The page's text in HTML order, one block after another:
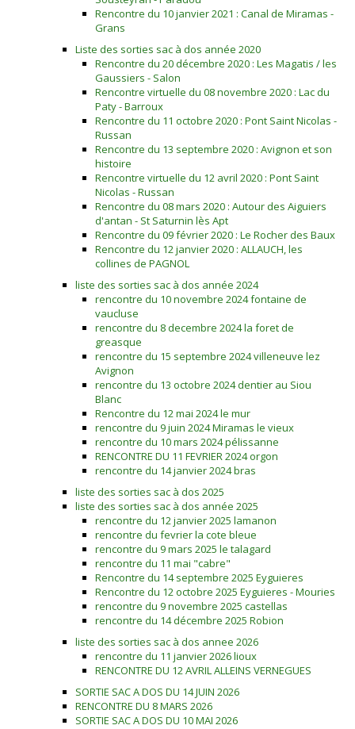
Rencontre du 10 janvier 2021 : Canal de Miramas -
Grans
Liste des sorties sac à dos année 2020
Rencontre du 20 décembre 2020 : Les Magatis / les
Gaussiers - Salon
Rencontre virtuelle du 08 novembre 2020 : Lac du
Paty - Barroux
Rencontre du 11 octobre 2020 : Pont Saint Nicolas -
Russan
Rencontre du 13 septembre 2020 : Avignon et son
histoire
Rencontre virtuelle du 12 avril 2020 : Pont Saint
Nicolas - Russan
Rencontre du 08 mars 2020 : Autour des Aiguiers
d'antan - St Saturnin lès Apt
Rencontre du 09 février 2020 : Le Rocher des Baux
Rencontre du 12 janvier 2020 : ALLAUCH, les
collines de PAGNOL
liste des sorties sac à dos année 2024
rencontre du 10 novembre 2024 fontaine de
vaucluse
rencontre du 8 decembre 2024 la foret de
greasque
rencontre du 15 septembre 2024 villeneuve lez
Avignon
rencontre du 13 octobre 2024 dentier au Siou
Blanc
Rencontre du 12 mai 2024 le mur
rencontre du 9 juin 2024 Miramas le vieux
rencontre du 10 mars 2024 pélissanne
RENCONTRE DU 11 FEVRIER 2024 orgon
rencontre du 14 janvier 2024 bras
liste des sorties sac à dos 2025
liste des sorties sac à dos année 2025
rencontre du 12 janvier 2025 lamanon
rencontre du fevrier la cote bleue
rencontre du 9 mars 2025 le talagard
rencontre du 11 mai "cabre"
Rencontre du 14 septembre 2025 Eyguieres
Rencontre du 12 octobre 2025 Eyguieres - Mouries
rencontre du 9 novembre 2025 castellas
rencontre du 14 décembre 2025 Robion
liste des sorties sac à dos annee 2026
rencontre du 11 janvier 2026 lioux
RENCONTRE DU 12 AVRIL ALLEINS VERNEGUES
SORTIE SAC A DOS DU 14 JUIN 2026
RENCONTRE DU 8 MARS 2026
SORTIE SAC A DOS DU 10 MAI 2026